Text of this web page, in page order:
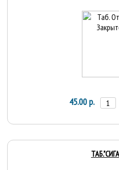
45.00 р.